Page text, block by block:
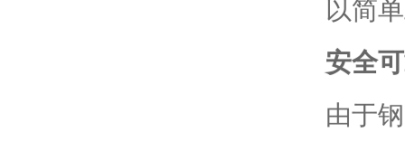
以简
安全
由于